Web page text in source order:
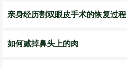
亲身经历割双眼皮手术的恢复过程
如何减掉鼻头上的肉